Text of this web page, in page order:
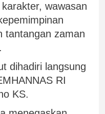
wawasan
tantangan zaman
dihadiri langsung
RI
KS.